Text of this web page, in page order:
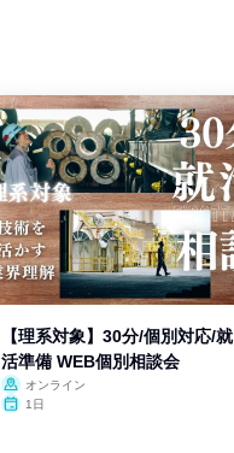
【理系対象】30分/個別対応/就
活準備 WEB個別相談会
オンライン
1日